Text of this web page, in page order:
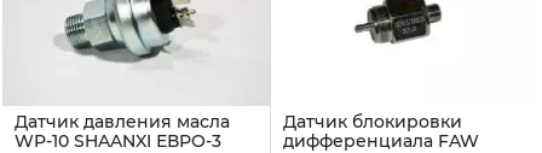
Датчик давления масла
WP-10 SHAANXI ЕВРО-3
Датчик блокировки
дифференциала FAW